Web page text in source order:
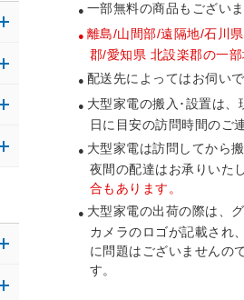
一部無料の商品もございま
離島/山間部/遠隔地/石川
郡/愛知県 北設楽郡の一
配送先によってはお伺い
大型家電の搬入･設置は
日に目安の訪問時間のご
大型家電は訪問してから
夜間の配達はお承りいた
合もあります。
大型家電の出荷の際は、
カメラのロゴが記載され
に問題はございませんの
す。